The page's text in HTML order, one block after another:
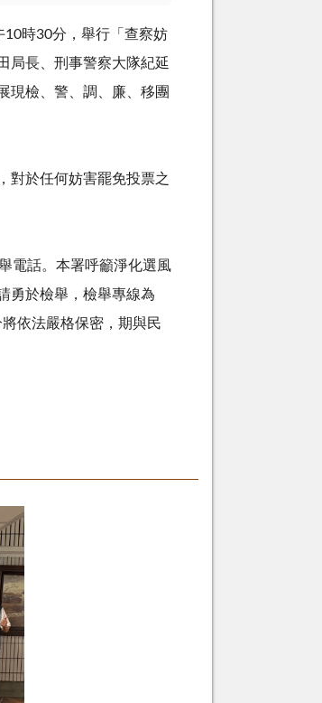
時30分，舉行「查察妨
局長、刑事警察大隊紀延
現檢、警、調、廉、移團
於任何妨害罷免投票之
電話。本署呼籲淨化選風
勇於檢舉，檢舉專線為
依法嚴格保密，期與民